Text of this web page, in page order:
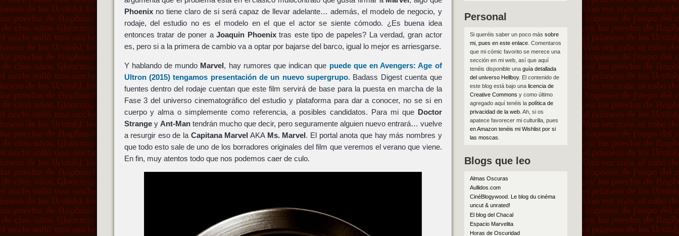
Phoenixno tiene claro de si será capaz de llevar adelante… además, el modelo de negocio, y
rodaje, del estudio no es el modelo en el que el actor se siente cómodo. ¿Es buena idea
entonces tratar de poner aJoaquin Phoenixtras este tipo de papeles? La verdad, gran actor
es, pero si a la primera de cambio va a optar por bajarse del barco, igual lo mejor es arriesgarse.
Y hablando de mundo Marvel, hay rumores que indican que puede que enAvengers: Age of
Ultron(2015) tengamos presentación de un nuevo supergrupo. Badass Digest cuenta que
fuentes dentro del rodaje cuentan que este film servirá de base para la puesta en marcha de la
Fase 3 del universo cinematográfico del estudio y plataforma para dar a conocer, no se si en
cuerpo y alma o simplemente como referencia, a posibles candidatos. Para mi que Doctor
Strangey Ant-Mantendrán mucho que decir, pero seguramente alguien nuevo entrará… vuelve
a resurgir eso de la Capitana Marvel AKA Ms. Marvel. El portal anota que hay más nombres y
que todo esto sale de uno de los borradores originales del film que veremos el verano que viene.
En fin, muy atentos todo que nos podemos caer de culo.
Personal
Si queréis saber un poco más sobre
mi, pues en este enlace. Comentaros
que mi cómic favorito se merece una
sección en mi web, así que aquí
tenéis disponible una guía detallada
del universo Hellboy. El contenido de
este blog está bajo una licencia de
Creative Commons y como último
agregado aquí tenéis la política de
privacidad de la web. Ah, si os
apatece favorecer mi culturilla, pues
en Amazon tenéis mi Wishlist por si
las moscas
Blogs que leo
Almas Oscuras
Aullidos.com
CinéBlogywood. Le blog du cinéma
uncut & unrated!
El blog del Chacal
Espacio Marvelita
Horas de Oscuridad